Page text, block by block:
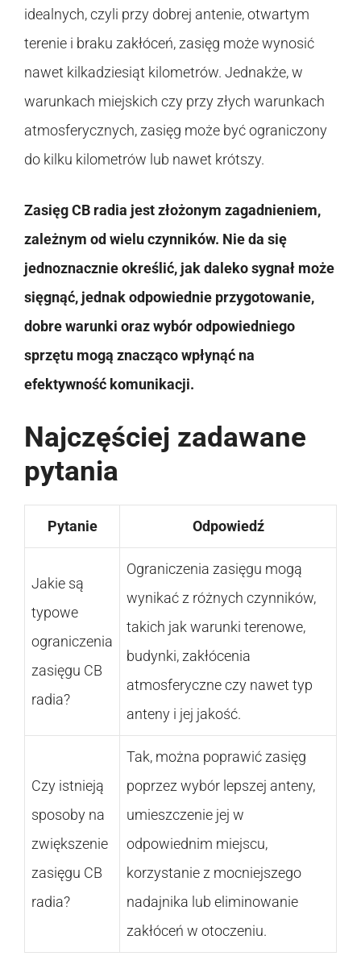
idealnych, czyli przy dobrej antenie, otwartym
terenie i braku zakłóceń, zasięg może wynosić
nawet kilkadziesiąt kilometrów. Jednakże, w
warunkach miejskich czy przy złych warunkach
atmosferycznych, zasięg może być ograniczony
do kilku kilometrów lub nawet krótszy.
Zasięg CB radia jest złożonym zagadnieniem,
zależnym od wielu czynników. Nie da się
jednoznacznie określić, jak daleko sygnał może
sięgnąć, jednak odpowiednie przygotowanie,
dobre warunki oraz wybór odpowiedniego
sprzętu mogą znacząco wpłynąć na
efektywność komunikacji.
Najczęściej zadawane
pytania
Pytanie Odpowiedź
Jakie są
typowe
ograniczenia
zasięgu CB
radia?
Ograniczenia zasięgu mogą
wynikać z różnych czynników,
takich jak warunki terenowe,
budynki, zakłócenia
atmosferyczne czy nawet typ
anteny i jej jakość.
Czy istnieją
sposoby na
zwiększenie
zasięgu CB
radia?
Tak, można poprawić zasięg
poprzez wybór lepszej anteny,
umieszczenie jej w
odpowiednim miejscu,
korzystanie z mocniejszego
nadajnika lub eliminowanie
zakłóceń w otoczeniu.